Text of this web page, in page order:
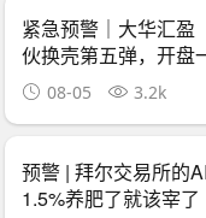
紧急预警｜大华汇盈
伙换壳第五弹，开盘
怎么崩的它就怎么崩
08-05 3.2k
预警 | 拜尔交易所的
1.5%养肥了就该宰了